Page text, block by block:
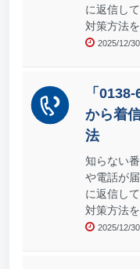
に返信し
対策方法を
2025/12/30
「
から着
法
知らない
や電話が
に返信し
対策方法を
2025/12/30